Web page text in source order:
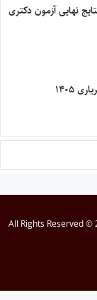
نهایی آزمون دکتری
۱۴۰۵
All Rights Reserved ©